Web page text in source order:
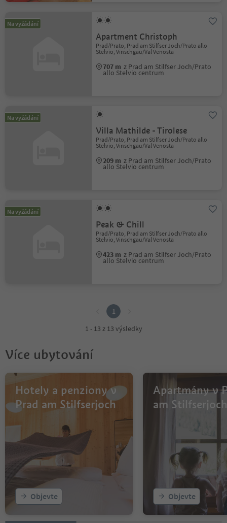
Na vyžádání
Apartment Christoph
Prad/Prato, Prad am Stilfser Joch/Prato allo
Stelvio, Vinschgau/Val Venosta
707 m z Prad am Stilfser Joch/Prato
allo Stelvio centrum
Na vyžádání
Villa Mathilde - Tirolese
Prad/Prato, Prad am Stilfser Joch/Prato allo
Stelvio, Vinschgau/Val Venosta
209 m z Prad am Stilfser Joch/Prato
allo Stelvio centrum
Na vyžádání
Peak & Chill
Prad/Prato, Prad am Stilfser Joch/Prato allo
Stelvio, Vinschgau/Val Venosta
423 m z Prad am Stilfser Joch/Prato
allo Stelvio centrum
1
1 - 13 z 13 výsledky
Více ubytování
Hotely a penziony v
Prad am Stilfserjoch
Objevte
Apartmány v
am Stilfserjoch
Objevte